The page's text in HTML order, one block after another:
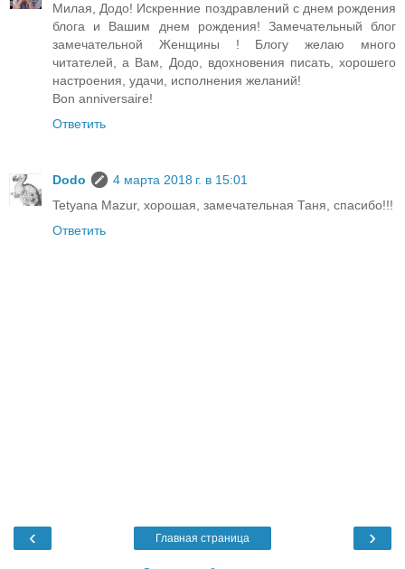
Милая, Додо! Искренние поздравлений с днем рождения
блога и Вашим днем рождения! Замечательный блог
замечательной Женщины ! Блогу желаю много
читателей, а Вам, Додо, вдохновения писать, хорошего
настроения, удачи, исполнения желаний!
Bon anniversaire!
Ответить
Dodo
4 марта 2018 г. в 15:01
Tetyana Mazur, хорошая, замечательная Таня, спасибо!!!
Ответить
‹ ›
Главная страница